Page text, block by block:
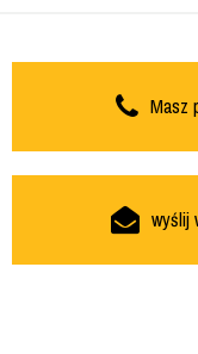
Masz
wyślij